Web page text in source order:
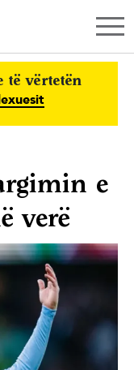
të vërtetën
e
verë